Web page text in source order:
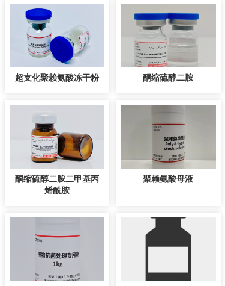
超支化聚赖氨酸冻干粉 酮缩硫醇二胺
酮缩硫醇二胺二甲基丙
烯酰胺
聚赖氨酸母液